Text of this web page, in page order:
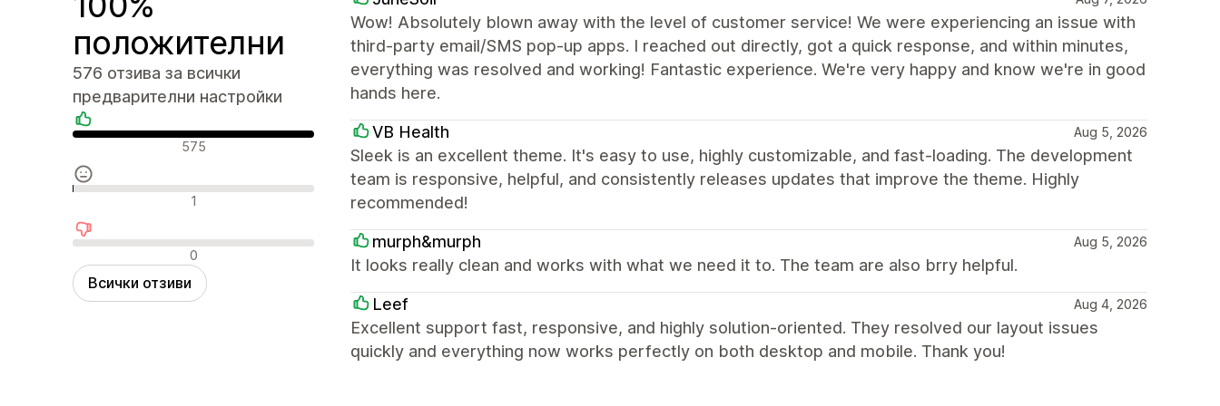
положителни
576 отзива за всички
предварителни настройки
Положителни отзиви
575
Неутрални отзиви
1
Отрицателни отзиви
0
Всички отзиви
Wow! Absolutely blown away with the level of customer service! We were experiencing an issue with
third-party email/SMS pop-up apps. I reached out directly, got a quick response, and within minutes,
everything was resolved and working! Fantastic experience. We're very happy and know we're in good
hands here.
VB Health Aug 5, 2026
Sleek is an excellent theme. It's easy to use, highly customizable, and fast-loading. The development
team is responsive, helpful, and consistently releases updates that improve the theme. Highly
recommended!
murph&murph Aug 5, 2026
It looks really clean and works with what we need it to. The team are also brry helpful.
Leef Aug 4, 2026
Excellent support fast, responsive, and highly solution-oriented. They resolved our layout issues
quickly and everything now works perfectly on both desktop and mobile. Thank you!